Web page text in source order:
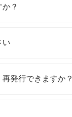
？
い
発行できますか？